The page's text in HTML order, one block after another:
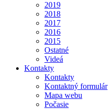
2019
2018
2017
2016
2015
Ostatné
Videá
Kontakty
Kontakty
Kontaktný formulár
Mapa webu
Počasie